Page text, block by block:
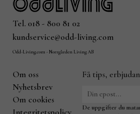
Tel. 018 - 800 81 02
kundservice@odd-living.com
Odd-Living.com - Norrgården Living AB
Om oss
Nyhetsbrev
Om cookies
Få tips,
De uppgifter du